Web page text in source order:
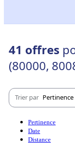
41 offres
(80000,
Trier par Pertinence
Pertinence
Date
Distance